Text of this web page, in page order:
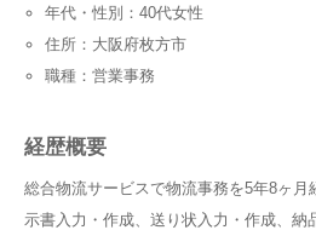
年代・性別：40代女性
住所：大阪府枚方市
職種：営業事務
経歴概要
総合物流サービスで物流事務を5年8ヶ
示書入力・作成、送り状入力・作成、納